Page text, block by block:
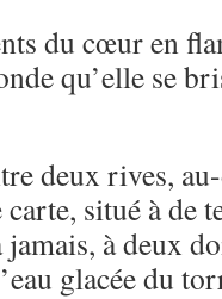
du cœur en
qu’elle se
deux rives,
situé à de
jamais, à deux
glacée du